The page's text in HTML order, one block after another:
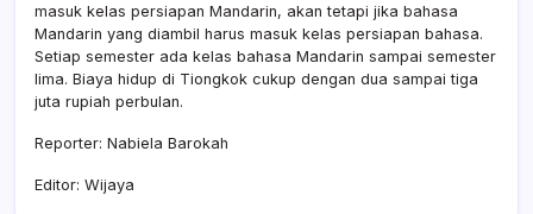
masuk kelas persiapan Mandarin, akan tetapi jika bahasa
Mandarin yang diambil harus masuk kelas persiapan bahasa.
Setiap semester ada kelas bahasa Mandarin sampai semester
lima. Biaya hidup di Tiongkok cukup dengan dua sampai tiga
juta rupiah perbulan.
Reporter: Nabiela Barokah
Editor: Wijaya